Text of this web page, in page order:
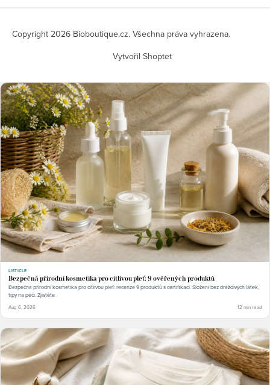
Vytvořil Shoptet
Copyright 2026 Bioboutique.cz. Všechna práva vyhrazena.
LISTICLE
Bezpečná přírodní kosmetika pro citlivou pleť: 9 ověřených produktů
Bezpečná přírodní kosmetika pro citlivou pleť: recenze 9 produktů s certifikací. Složení bez dráždivých látek,
tipy na péči. Zjistěte.
Aug 6, 2026 12 min read